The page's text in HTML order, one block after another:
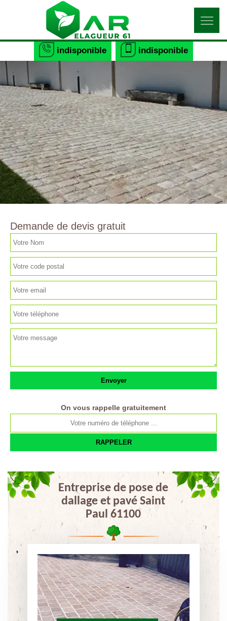
indisponible indisponible
Demande de devis gratuit
On vous rappelle gratuitement
Entreprise de pose de
dallage et pavé Saint
Paul 61100